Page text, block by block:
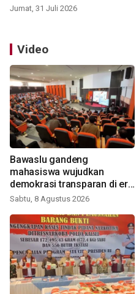
Jumat, 31 Juli 2026
Video
Bawaslu gandeng
mahasiswa wujudkan
demokrasi transparan di era
digital
Sabtu, 8 Agustus 2026